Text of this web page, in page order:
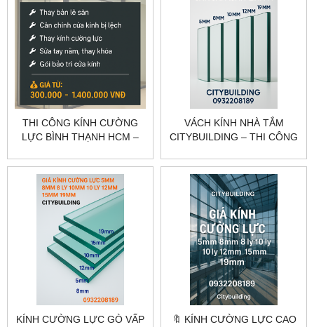
THI CÔNG KÍNH CƯỜNG
LỰC BÌNH THẠNH HCM –
ĐẶT CITYBUILDING
VÁCH KÍNH NHÀ TẮM
CITYBUILDING – THI CÔNG
LỰC CAO CẤP
KÍNH CƯỜNG LỰC GÒ VẤP
🔖 KÍNH CƯỜNG LỰC CAO